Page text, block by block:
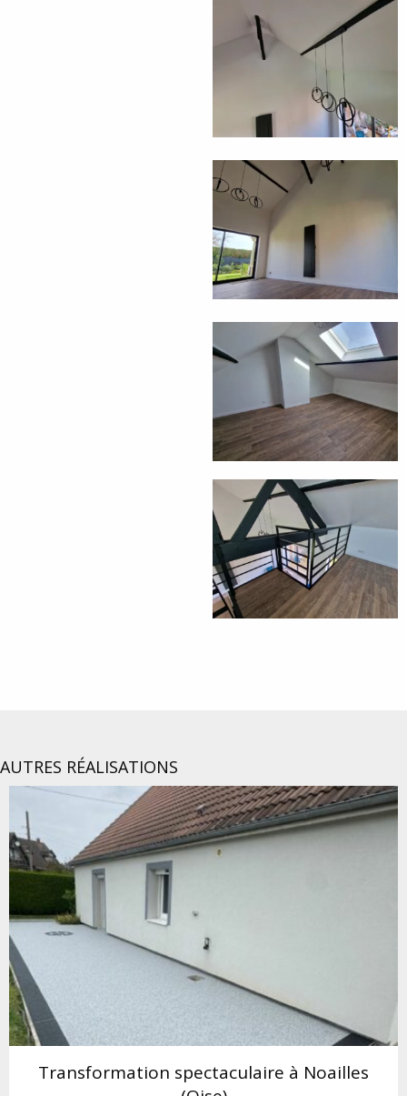
AUTRES RÉALISATIONS
Transformation spectaculaire à Noailles